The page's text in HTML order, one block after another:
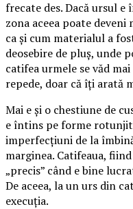
frecate des. Dacă ursul
zona aceea poate deveni
ca și cum materialul a
deosebire de pluș, unde
catifea urmele se văd
repede, doar că îți arată
Mai e și o chestiune de
e întins pe forme
imperfecțiuni de la
marginea. Catifeaua,
„precis” când e bine
De aceea, la un urs din
execuția.